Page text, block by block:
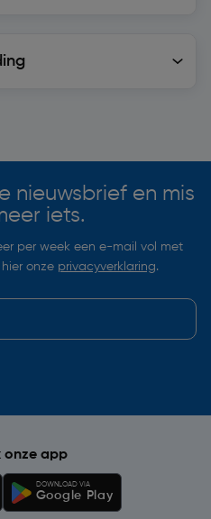
nieuwsbrief en mis
iets.
per week een e-mail vol met
onze privacyverklaring.
onze app
DOWNLOAD VIA
Google Play